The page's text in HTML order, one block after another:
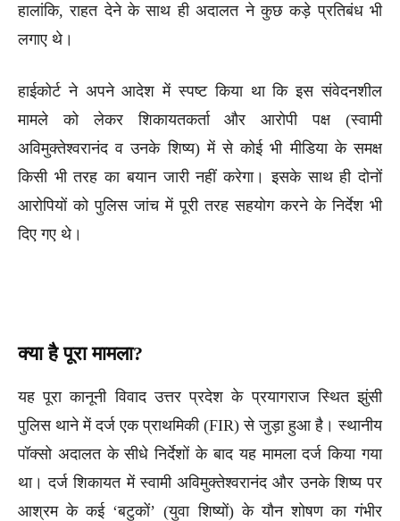
हालांकि, राहत देने के साथ ही अदालत ने कुछ कड़े प्रतिबंध भी
लगाए थे।
हाईकोर्ट ने अपने आदेश में स्पष्ट किया था कि इस संवेदनशील
मामले को लेकर शिकायतकर्ता और आरोपी पक्ष (स्वामी
अविमुक्तेश्वरानंद व उनके शिष्य) में से कोई भी मीडिया के समक्ष
किसी भी तरह का बयान जारी नहीं करेगा। इसके साथ ही दोनों
आरोपियों को पुलिस जांच में पूरी तरह सहयोग करने के निर्देश भी
दिए गए थे।
क्या है पूरा मामला?
यह पूरा कानूनी विवाद उत्तर प्रदेश के प्रयागराज स्थित झुंसी
पुलिस थाने में दर्ज एक प्राथमिकी (FIR) से जुड़ा हुआ है। स्थानीय
पॉक्सो अदालत के सीधे निर्देशों के बाद यह मामला दर्ज किया गया
था। दर्ज शिकायत में स्वामी अविमुक्तेश्वरानंद और उनके शिष्य पर
आश्रम के कई ‘बटुकों’ (युवा शिष्यों) के यौन शोषण का गंभीर